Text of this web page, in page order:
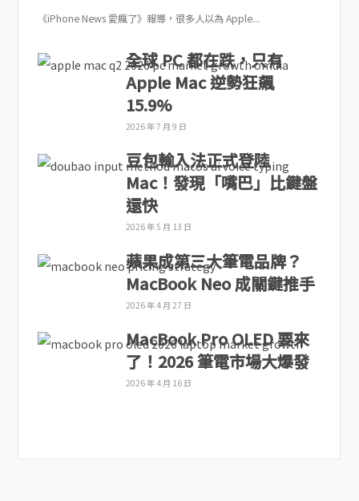
《iPhone News 愛瘋了》報導，很多人以為 Apple...
全球 PC 都在跌，只有
Apple Mac 逆勢狂飆
15.9%
2026 年 7 月 9 日
豆包輸入法正式登陸
Mac！發現「嘴巴」比鍵盤
還快
2026 年 5 月 13 日
蘋果成第三大筆電品牌？
MacBook Neo 成關鍵推手
2026 年 4 月 27 日
MacBook Pro OLED 要來
了！2026 筆電市場大爆發
2026 年 4 月 16 日